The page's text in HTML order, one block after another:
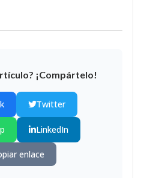
¡Compártelo!
Twitter
LinkedIn
enlace